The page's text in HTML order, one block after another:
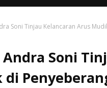
Soni Tinjau Kelancaran Arus
Soni